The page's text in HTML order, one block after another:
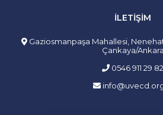
İLETIŞIM
Gaziosmanpaşa Mahallesi,
Çankaya/Ankara
0546 911 29 82